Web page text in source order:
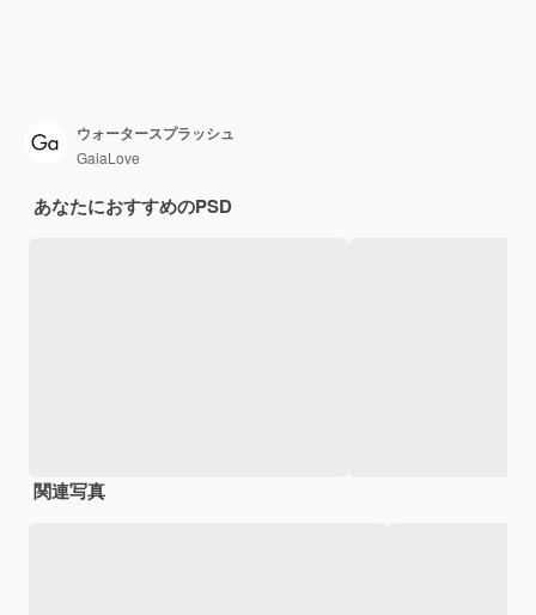
ウォータースプラッシュ
GaiaLove
あなたにおすすめのPSD
関連写真